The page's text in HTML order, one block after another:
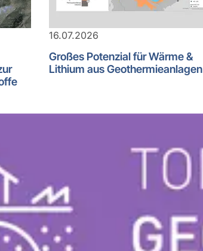
16.07.2026
Großes Potenzial für Wärme &
Lithium aus Geothermieanlagen